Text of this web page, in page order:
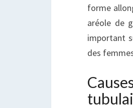
forme
aréole de
important
des